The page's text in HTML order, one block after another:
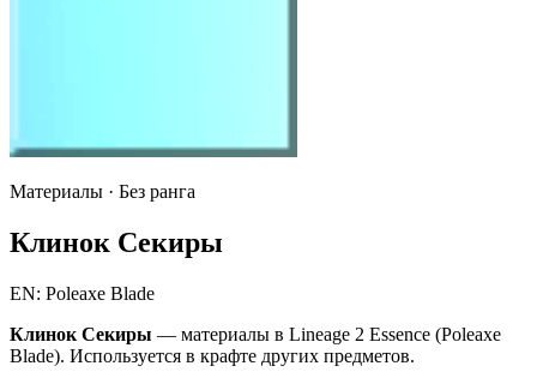
Материалы · Без ранга
Клинок Секиры
EN: Poleaxe Blade
Клинок Секиры — материалы в Lineage 2 Essence (Poleaxe
Blade). Используется в крафте других предметов.